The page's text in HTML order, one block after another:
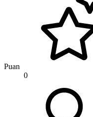
Puan
0